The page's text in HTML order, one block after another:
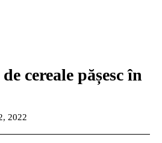
cereale pășesc în
2022